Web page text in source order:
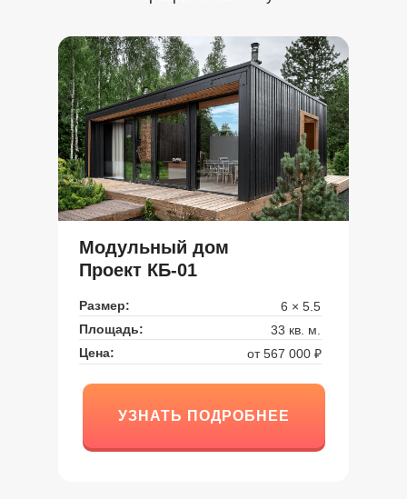
Модульный дом
Проект КБ-01
Размер:
6 × 5.5
Площадь:
33 кв. м.
Цена:
от 567 000 ₽
УЗНАТЬ ПОДРОБНЕЕ
УЗНАТЬ ПОДРОБНЕЕ